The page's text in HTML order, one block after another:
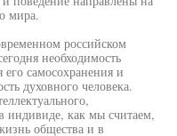
мира.
российском
необходимость
самосохранения и
духовного человека.
индивиде, как мы считаем,
общества и в